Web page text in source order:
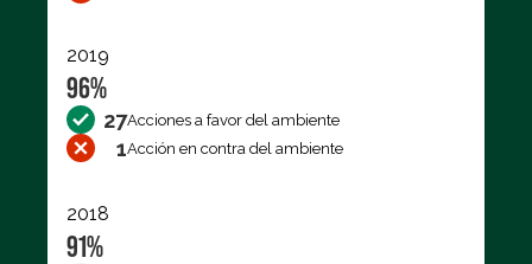
2019
96%
27Acciones a favor del ambiente
1Acción en contra del ambiente
2018
91%